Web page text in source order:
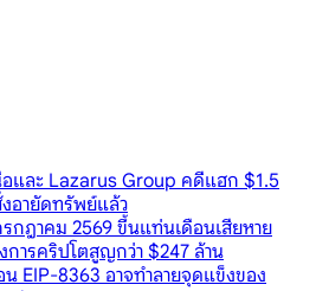
และ Lazarus Group คดีแฮก $1.5
อายัดทรัพย์แล้ว
กฎาคม 2569 ขึ้นแท่นเดือนเสียหาย
ารคริปโตสูญกว่า $247 ล้าน
EIP-8363 อาจทำลายจุดแข็งของ